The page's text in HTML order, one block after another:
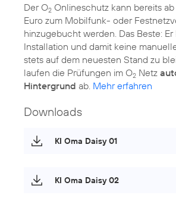
Der O2 Onlineschutz kann bereits
Euro zum Mobilfunk- oder
hinzugebucht werden. Das Beste:
Installation und damit keine
stets auf dem neuesten Stand zu
laufen die Prüfungen im O2 Netz
Hintergrund ab. Mehr erfahren
Downloads
KI Oma Daisy 01
KI Oma Daisy 02